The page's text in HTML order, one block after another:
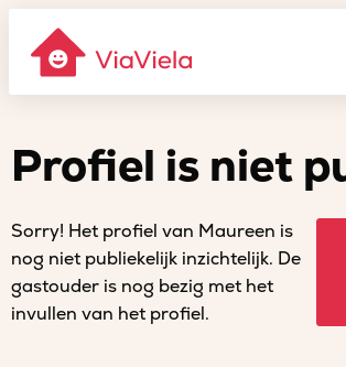
Profiel is niet
Sorry! Het profiel van Maureen is
nog niet publiekelijk inzichtelijk. De
gastouder is nog bezig met het
invullen van het profiel.